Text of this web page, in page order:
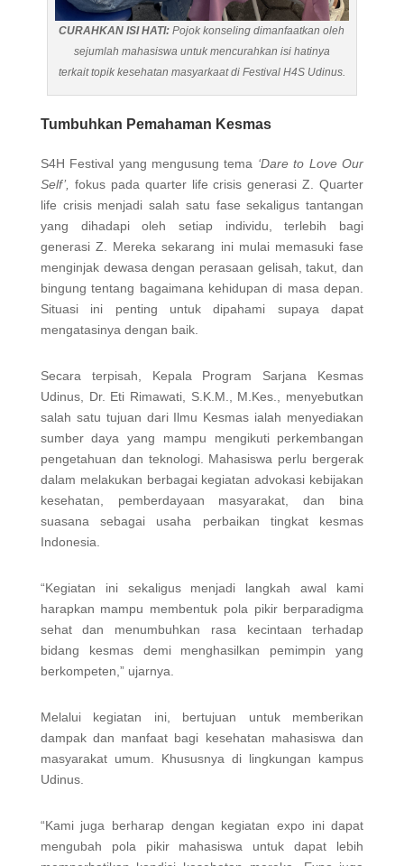
CURAHKAN ISI HATI: Pojok konseling dimanfaatkan oleh
sejumlah mahasiswa untuk mencurahkan isi hatinya
terkait topik kesehatan masyarkaat di Festival H4S Udinus.
Tumbuhkan Pemahaman Kesmas
S4H Festival yang mengusung tema ‘Dare to Love Our
Self’, fokus pada quarter life crisis generasi Z. Quarter
life crisis menjadi salah satu fase sekaligus tantangan
yang dihadapi oleh setiap individu, terlebih bagi
generasi Z. Mereka sekarang ini mulai memasuki fase
menginjak dewasa dengan perasaan gelisah, takut, dan
bingung tentang bagaimana kehidupan di masa depan.
Situasi ini penting untuk dipahami supaya dapat
mengatasinya dengan baik.
Secara terpisah, Kepala Program Sarjana Kesmas
Udinus, Dr. Eti Rimawati, S.K.M., M.Kes., menyebutkan
salah satu tujuan dari Ilmu Kesmas ialah menyediakan
sumber daya yang mampu mengikuti perkembangan
pengetahuan dan teknologi. Mahasiswa perlu bergerak
dalam melakukan berbagai kegiatan advokasi kebijakan
kesehatan, pemberdayaan masyarakat, dan bina
suasana sebagai usaha perbaikan tingkat kesmas
Indonesia.
“Kegiatan ini sekaligus menjadi langkah awal kami
harapkan mampu membentuk pola pikir berparadigma
sehat dan menumbuhkan rasa kecintaan terhadap
bidang kesmas demi menghasilkan pemimpin yang
berkompeten,” ujarnya.
Melalui kegiatan ini, bertujuan untuk memberikan
dampak dan manfaat bagi kesehatan mahasiswa dan
masyarakat umum. Khususnya di lingkungan kampus
Udinus.
“Kami juga berharap dengan kegiatan expo ini dapat
mengubah pola pikir mahasiswa untuk dapat lebih